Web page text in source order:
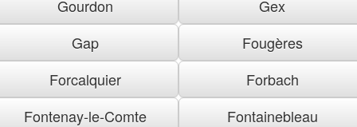
Gourdon
Gex
Gap
Fougères
Forcalquier
Forbach
Fontenay-le-Comte
Fontainebleau